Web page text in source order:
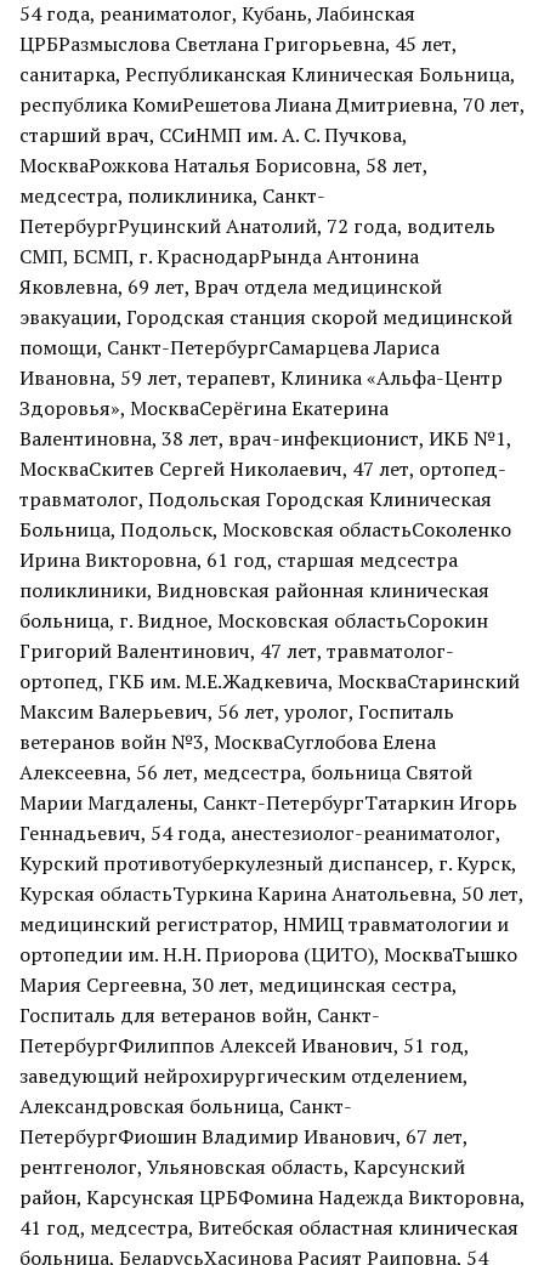
54 года, реаниматолог, Кубань, Лабинская
ЦРБРазмыслова Светлана Григорьевна, 45 лет,
санитарка, Республиканская Клиническая Больница,
республика КомиРешетова Лиана Дмитриевна, 70 лет,
старший врач, ССиНМП им. А. С. Пучкова,
МоскваРожкова Наталья Борисовна, 58 лет,
медсестра, поликлиника, Санкт-
ПетербургРуцинский Анатолий, 72 года, водитель
СМП, БСМП, г. КраснодарРында Антонина
Яковлевна, 69 лет, Врач отдела медицинской
эвакуации, Городская станция скорой медицинской
помощи, Санкт-ПетербургСамарцева Лариса
Ивановна, 59 лет, терапевт, Клиника «Альфа-Центр
Здоровья», МоскваСерёгина Екатерина
Валентиновна, 38 лет, врач-инфекционист, ИКБ №1,
МоскваСкитев Сергей Николаевич, 47 лет, ортопед-
травматолог, Подольская Городская Клиническая
Больница, Подольск, Московская областьСоколенко
Ирина Викторовна, 61 год, старшая медсестра
поликлиники, Видновская районная клиническая
больница, г. Видное, Московская областьСорокин
Григорий Валентинович, 47 лет, травматолог-
ортопед, ГКБ им. М.Е.Жадкевича, МоскваСтаринский
Максим Валерьевич, 56 лет, уролог, Госпиталь
ветеранов войн №3, МоскваСуглобова Елена
Алексеевна, 56 лет, медсестра, больница Святой
Марии Магдалены, Санкт-ПетербургТатаркин Игорь
Геннадьевич, 54 года, анестезиолог-реаниматолог,
Курский противотуберкулезный диспансер, г. Курск,
Курская областьТуркина Карина Анатольевна, 50 лет,
медицинский регистратор, НМИЦ травматологии и
ортопедии им. Н.Н. Приорова (ЦИТО), МоскваТышко
Мария Сергеевна, 30 лет, медицинская сестра,
Госпиталь для ветеранов войн, Санкт-
ПетербургФилиппов Алексей Иванович, 51 год,
заведующий нейрохирургическим отделением,
Александровская больница, Санкт-
ПетербургФиошин Владимир Иванович, 67 лет,
рентгенолог, Ульяновская область, Карсунский
район, Карсунская ЦРБФомина Надежда Викторовна,
41 год, медсестра, Витебская областная клиническая
больница, БеларусьХасинова Расият Раиповна, 54